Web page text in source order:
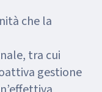
che la
tra cui
gestione